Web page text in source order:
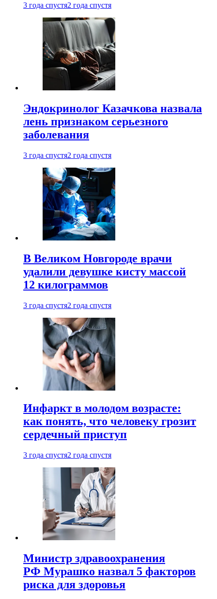
3 года спустя2 года спустя
Эндокринолог Казачкова назвала
лень признаком серьезного
заболевания
3 года спустя2 года спустя
В Великом Новгороде врачи
удалили девушке кисту массой
12 килограммов
3 года спустя2 года спустя
Инфаркт в молодом возрасте:
как понять, что человеку грозит
сердечный приступ
3 года спустя2 года спустя
Министр здравоохранения
РФ Мурашко назвал 5 факторов
риска для здоровья